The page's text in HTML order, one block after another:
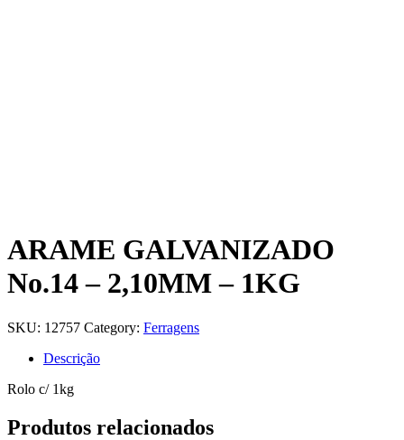
ARAME GALVANIZADO
No.14 – 2,10MM – 1KG
SKU: 12757 Category: Ferragens
Descrição
Rolo c/ 1kg
Produtos relacionados